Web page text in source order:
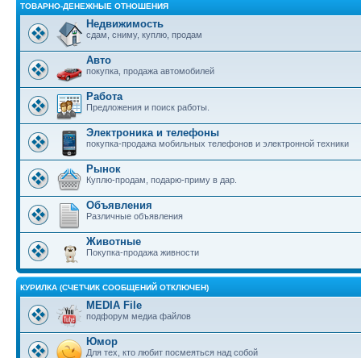
ТОВАРНО-ДЕНЕЖНЫЕ ОТНОШЕНИЯ
Недвижимость
сдам, сниму, куплю, продам
Авто
покупка, продажа автомобилей
Работа
Предложения и поиск работы.
Электроника и телефоны
покупка-продажа мобильных телефонов и электронной техники
Рынок
Куплю-продам, подарю-приму в дар.
Объявления
Различные объявления
Животные
Покупка-продажа живности
КУРИЛКА (СЧЕТЧИК СООБЩЕНИЙ ОТКЛЮЧЕН)
MEDIA File
подфорум медиа файлов
Юмор
Для тех, кто любит посмеяться над собой